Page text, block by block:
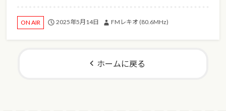
ON AIR 2025年5月14日 FMレキオ (80.6MHz)
ホームに戻る